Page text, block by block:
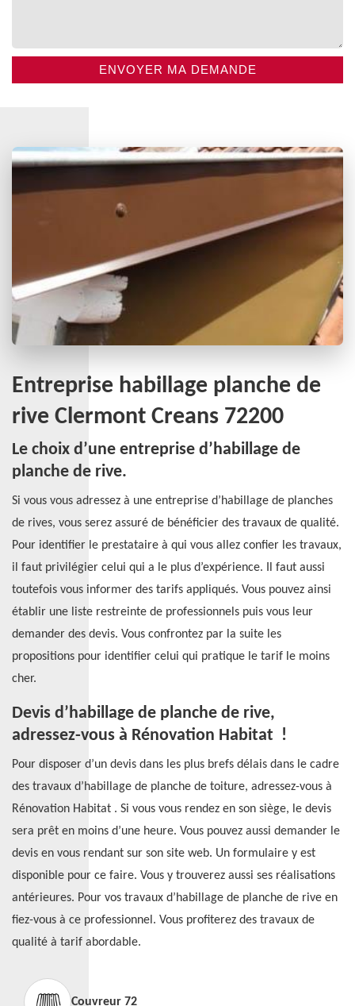
Entreprise habillage planche de
rive Clermont Creans 72200
Le choix d’une entreprise d’habillage de
planche de rive.
Si vous vous adressez à une entreprise d’habillage de planches
de rives, vous serez assuré de bénéficier des travaux de qualité.
Pour identifier le prestataire à qui vous allez confier les travaux,
il faut privilégier celui qui a le plus d’expérience. Il faut aussi
toutefois vous informer des tarifs appliqués. Vous pouvez ainsi
établir une liste restreinte de professionnels puis vous leur
demander des devis. Vous confrontez par la suite les
propositions pour identifier celui qui pratique le tarif le moins
cher.
Devis d’habillage de planche de rive,
adressez-vous à Rénovation Habitat !
Pour disposer d’un devis dans les plus brefs délais dans le cadre
des travaux d’habillage de planche de toiture, adressez-vous à
Rénovation Habitat . Si vous vous rendez en son siège, le devis
sera prêt en moins d’une heure. Vous pouvez aussi demander le
devis en vous rendant sur son site web. Un formulaire y est
disponible pour ce faire. Vous y trouverez aussi ses réalisations
antérieures. Pour vos travaux d’habillage de planche de rive en
fiez-vous à ce professionnel. Vous profiterez des travaux de
qualité à tarif abordable.
Couvreur 72